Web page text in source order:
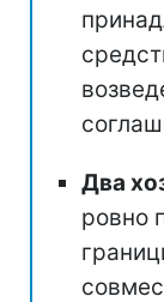
Два
ровно